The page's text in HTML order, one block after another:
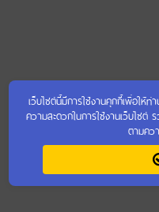
เว็บไซต์นี้มีการใช้งานคุกกี้เพื่อให้ท่
ความสะดวกในการใช้งานเว็บไซต์
ตามคว